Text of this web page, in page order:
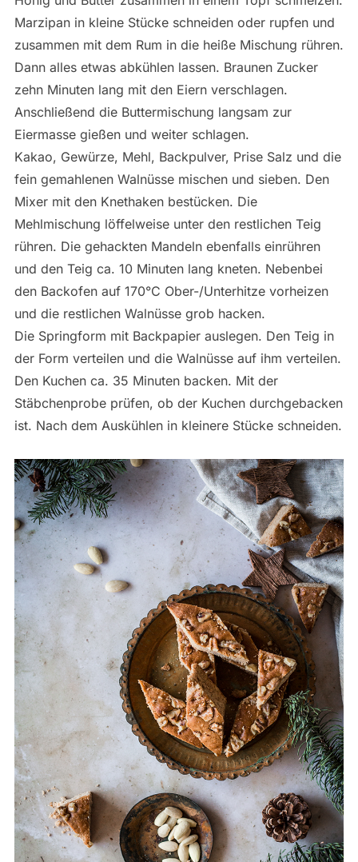
Marzipan in kleine Stücke schneiden oder rupfen und
zusammen mit dem Rum in die heiße Mischung rühren.
Dann alles etwas abkühlen lassen. Braunen Zucker
zehn Minuten lang mit den Eiern verschlagen.
Anschließend die Buttermischung langsam zur
Eiermasse gießen und weiter schlagen.
Kakao, Gewürze, Mehl, Backpulver, Prise Salz und die
fein gemahlenen Walnüsse mischen und sieben. Den
Mixer mit den Knethaken bestücken. Die
Mehlmischung löffelweise unter den restlichen Teig
rühren. Die gehackten Mandeln ebenfalls einrühren
und den Teig ca. 10 Minuten lang kneten. Nebenbei
den Backofen auf 170°C Ober-/Unterhitze vorheizen
und die restlichen Walnüsse grob hacken.
Die Springform mit Backpapier auslegen. Den Teig in
der Form verteilen und die Walnüsse auf ihm verteilen.
Den Kuchen ca. 35 Minuten backen. Mit der
Stäbchenprobe prüfen, ob der Kuchen durchgebacken
ist. Nach dem Auskühlen in kleinere Stücke schneiden.